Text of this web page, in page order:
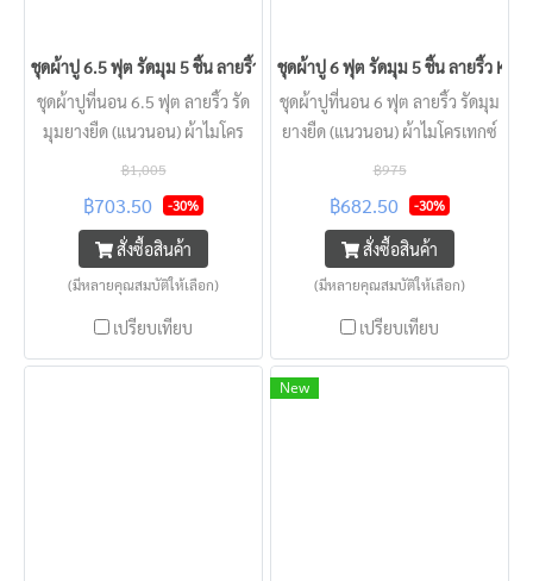
ชุดผ้าปู 6.5 ฟุต รัดมุม 5 ชิ้น ลายริ้ว KISS หนา 2 - 22 นิ้ว
ชุดผ้าปูที่นอน 6.5 ฟุต ลายริ้ว รัด
มุมยางยืด (แนวนอน) ผ้าไมโคร
เทกซ์ KISS แบบโรงแรม นุ่มลื่น
ครอบคลุมทุกความหนาที่นอน
สัมผสเย็น นอนสบาย
฿1,005
฿703.50 -30%
สั่งซื้อสินค้า
(มีหลายคุณสมบัติให้เลือก)
เปรียบเทียบ
ชุดผ้าปู 6 ฟุต รัดมุม 5 ชิ้น ลายริ้ว
ชุดผ้าปูที่นอน 6 ฟุต ลายริ้ว รัดมุม
ยางยืด (แนวนอน) ผ้าไมโครเทกซ์
KISS แบบโรงแรม นุ่มลื่น
ครอบคลุมทุกความหนาที่นอน
สัมผสเย็น นอนสบาย
฿975
฿682.50 -30%
สั่งซื้อสินค้า
(มีหลายคุณสมบัติให้เลือก)
เปรียบเทียบ
New